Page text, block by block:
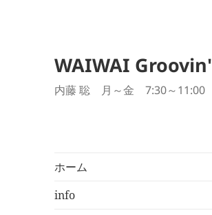
WAIWAI Groovin'
内藤 聡 月～金 7:30～11:00
ホーム
info